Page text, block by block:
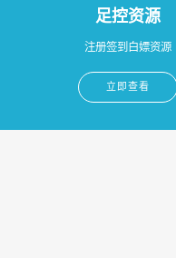
足控资源
注册签到白嫖资源
立即查看